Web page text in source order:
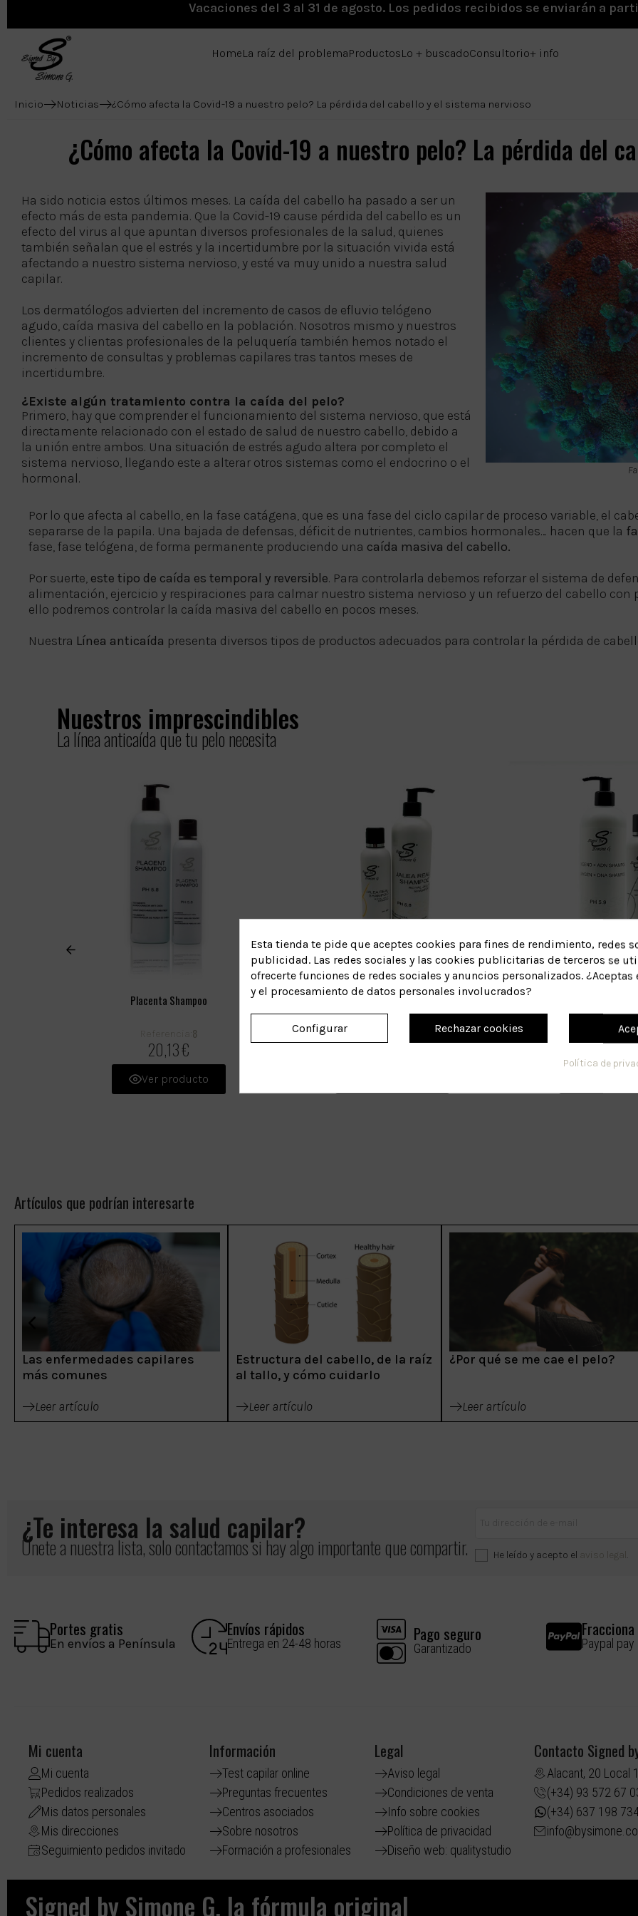
Vacaciones del 3 al 31 de agosto. Los pedidos recibidos se enviarán a
HomeLa raíz del problemaProductosLo + buscadoConsultorio+ info
Inicio Noticias ¿Cómo afecta la Covid-19 a nuestro pelo? La pérdida del cabello y el sistema nervioso
¿Cómo afecta la Covid-19 a nuestro pelo? La pérdida del
Ha sido noticia estos últimos meses. La caída del cabello ha pasado a ser un
efecto más de esta pandemia. Que la Covid-19 cause pérdida del cabello es un
efecto del virus al que apuntan diversos profesionales de la salud, quienes
también señalan que el estrés y la incertidumbre por la situación vivida está
afectando a nuestro sistema nervioso, y esté va muy unido a nuestra salud
capilar.
Los dermatólogos advierten del incremento de casos de efluvio telógeno
agudo, caída masiva del cabello en la población. Nosotros mismo y nuestros
clientes y clientas profesionales de la peluquería también hemos notado el
incremento de consultas y problemas capilares tras tantos meses de
incertidumbre.
¿Existe algún tratamiento contra la caída del pelo?
Primero, hay que comprender el funcionamiento del sistema nervioso, que está
directamente relacionado con el estado de salud de nuestro cabello, debido a
la unión entre ambos. Una situación de estrés agudo altera por completo el
sistema nervioso, llegando este a alterar otros sistemas como el endocrino o el
hormonal.
Por lo que afecta al cabello, en la fase catágena, que es una fase del ciclo capilar de proceso variable, el
separarse de la papila. Una bajada de defensas, déficit de nutrientes, cambios hormonales… hacen que la
fase, fase telógena, de forma permanente produciendo una caída masiva del cabello.
Por suerte, este tipo de caída es temporal y reversible. Para controlarla debemos reforzar el sistema de
alimentación, ejercicio y respiraciones para calmar nuestro sistema nervioso y un refuerzo del cabello
ello podremos controlar la caída masiva del cabello en pocos meses.
Nuestra Línea anticaída presenta diversos tipos de productos adecuados para controlar la pérdida de
Nuestros imprescindibles
La línea anticaída que tu pelo necesita
Placenta Shampoo
Referencia: 8
20,13 €
Ver producto
Jalea Real Shampoo
18,97 €
Referencia:
30,69 €
Artículos que podrían interesarte
Las enfermedades capilares
más comunes
Leer artículo
Estructura del cabello, de la raíz
al tallo, y cómo cuidarlo
Leer artículo
¿Por qué se me cae el pelo?
Leer artículo
¿Te interesa la salud capilar?
Únete a nuestra lista, solo contactamos si hay algo importante que compartir. He leído y acepto el aviso legal .
Portes gratis
En envíos a Península
Envíos rápidos
Entrega en 24-48 horas Pago seguro
Garantizado Paypal pay
Mi cuenta
Mi cuenta
Pedidos realizados
Mis datos personales
Mis direcciones
Seguimiento pedidos invitado
Información
Test capilar online
Preguntas frecuentes
Centros asociados
Sobre nosotros
Formación a profesionales
Legal
Aviso legal
Condiciones de venta
Info sobre cookies
Política de privacidad
Diseño web: qualitystudio
Contacto Signed
Alacant, 20 Local
(+34) 93 572 67
(+34) 637 198
Signed by Simone G, la fórmula original​
Esta tienda te pide que aceptes cookies para fines de rendimiento, redes
publicidad. Las redes sociales y las cookies publicitarias de terceros se
ofrecerte funciones de redes sociales y anuncios personalizados. ¿Aceptas
y el procesamiento de datos personales involucrados?
Rechazar cookies
Configurar
Política de